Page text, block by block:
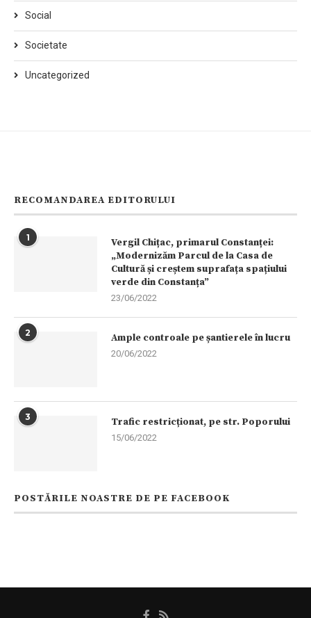
Social
Societate
Uncategorized
RECOMANDAREA EDITORULUI
1
Vergil Chițac, primarul Constanței:
„Modernizăm Parcul de la Casa de
Cultură și creștem suprafața spațiului
verde din Constanța”
23/06/2022
2 Ample controale pe șantierele în lucru
20/06/2022
3 Trafic restricționat, pe str. Poporului
15/06/2022
POSTĂRILE NOASTRE DE PE FACEBOOK